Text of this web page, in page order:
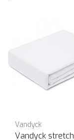
Vandyck
Vandyck stretch